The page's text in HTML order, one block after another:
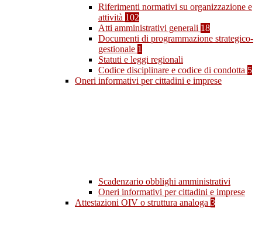
Riferimenti normativi su organizzazione e
attività 102
Atti amministrativi generali 18
Documenti di programmazione strategico-
gestionale 1
Statuti e leggi regionali
Codice disciplinare e codice di condotta 5
Oneri informativi per cittadini e imprese
Scadenzario obblighi amministrativi
Oneri informativi per cittadini e imprese
Attestazioni OIV o struttura analoga 3